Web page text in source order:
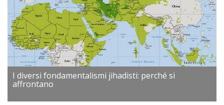
I diversi fondamentalismi jihadisti: perché si
affrontano